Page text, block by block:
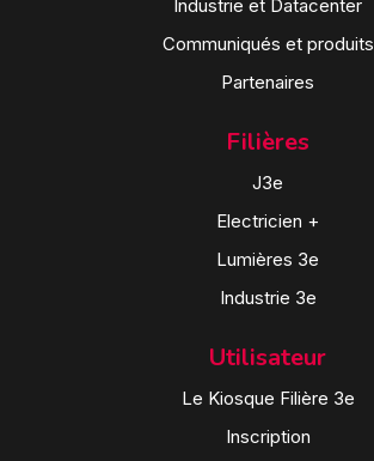
Industrie et Datacenter
Communiqués et produits
Partenaires
Filières
J3e
Electricien +
Lumières 3e
Industrie 3e
Utilisateur
Le Kiosque Filière 3e
Inscription